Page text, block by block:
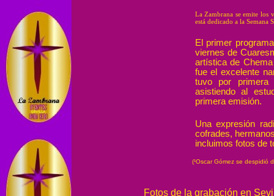
La Zambrana se emite los
está dedicado a la Semana
El primer
viernes de
artística de
fue el excelente
tuvo por primera
asistiendo al
primera emisión.
Una expresión
cofrades,
incluimos fotos de
(¹Oscar Gómez se despidió
Fotos de la grabación en Sevilla